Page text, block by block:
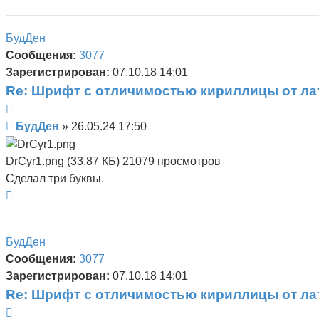
БудДен
Сообщения: 3077
Зарегистрирован: 07.10.18 14:01
Re: Шрифт с отличимостью кириллицы от
Сообщение
БудДен » 26.05.24 17:50
DrCyr1.png (33.87 КБ) 21079 просмотров
Сделал три буквы.
БудДен
Сообщения: 3077
Зарегистрирован: 07.10.18 14:01
Re: Шрифт с отличимостью кириллицы от